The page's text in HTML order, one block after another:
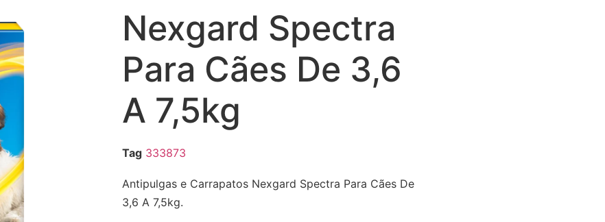
Nexgard Spectra
Para Cães De 3,6
A 7,5kg
Tag 333873
Antipulgas e Carrapatos Nexgard Spectra Para Cães De
3,6 A 7,5kg.